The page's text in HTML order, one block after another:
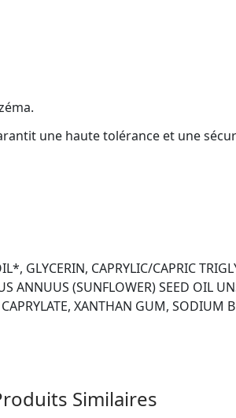
une haute tolérance et une
GLYCERIN, CAPRYLIC/CAPRIC
ANNUUS (SUNFLOWER) SEED OIL
XANTHAN GUM, SODIUM
Similaires